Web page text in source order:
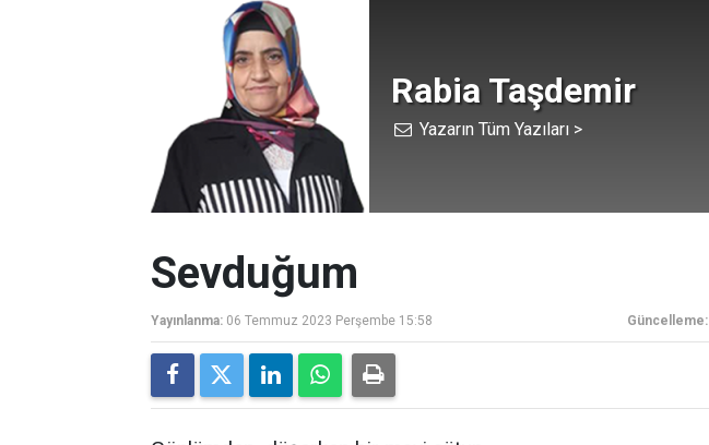
Rabia Taşdemir
Yazarın Tüm Yazıları >
Sevduğum
Yayınlanma: 06 Temmuz 2023 Perşembe 15:58 Güncelleme: